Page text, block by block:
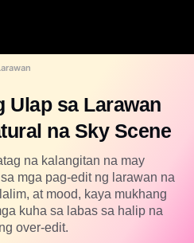
Ulap sa Larawan
na Sky Scene
na kalangitan na may
mga pag-edit ng larawan na
at mood, kaya mukhang
kuha sa labas sa halip na
over-edit.